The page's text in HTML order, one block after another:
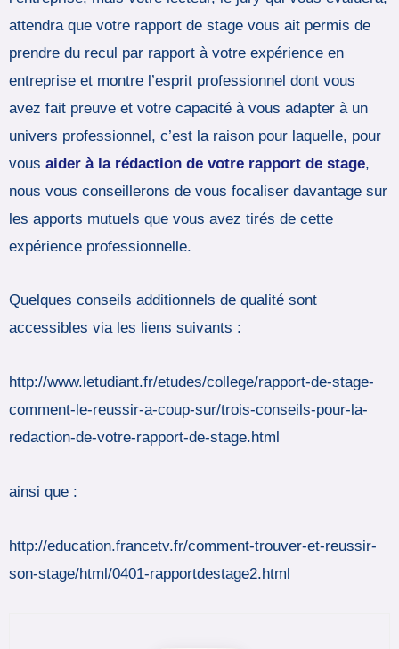
attendra que votre rapport de stage vous ait permis de
prendre du recul par rapport à votre expérience en
entreprise et montre l’esprit professionnel dont vous
avez fait preuve et votre capacité à vous adapter à un
univers professionnel, c’est la raison pour laquelle, pour
vous aider à la rédaction de votre rapport de stage,
nous vous conseillerons de vous focaliser davantage sur
les apports mutuels que vous avez tirés de cette
expérience professionnelle.
Quelques conseils additionnels de qualité sont
accessibles via les liens suivants :
http://www.letudiant.fr/etudes/college/rapport-de-stage-
comment-le-reussir-a-coup-sur/trois-conseils-pour-la-
redaction-de-votre-rapport-de-stage.html
ainsi que :
http://education.francetv.fr/comment-trouver-et-reussir-
son-stage/html/0401-rapportdestage2.html